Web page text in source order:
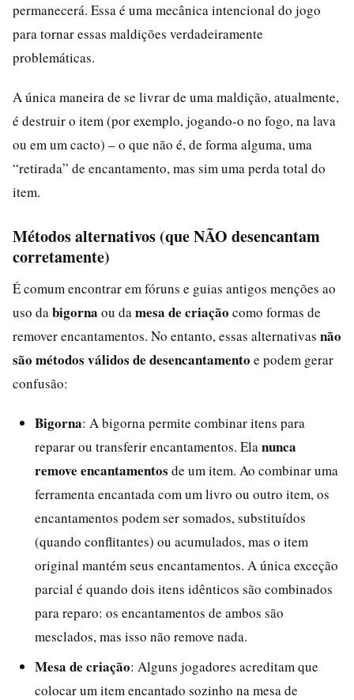
permanecerá. Essa é uma mecânica intencional do jogo
para tornar essas maldições verdadeiramente
problemáticas.
A única maneira de se livrar de uma maldição, atualmente,
é destruir o item (por exemplo, jogando-o no fogo, na lava
ou em um cacto) – o que não é, de forma alguma, uma
“retirada” de encantamento, mas sim uma perda total do
item.
Métodos alternativos (que NÃO desencantam
corretamente)
É comum encontrar em fóruns e guias antigos menções ao
uso da bigorna ou da mesa de criação como formas de
remover encantamentos. No entanto, essas alternativas não
são métodos válidos de desencantamento e podem gerar
confusão:
Bigorna: A bigorna permite combinar itens para
reparar ou transferir encantamentos. Ela nunca
remove encantamentos de um item. Ao combinar uma
ferramenta encantada com um livro ou outro item, os
encantamentos podem ser somados, substituídos
(quando conflitantes) ou acumulados, mas o item
original mantém seus encantamentos. A única exceção
parcial é quando dois itens idênticos são combinados
para reparo: os encantamentos de ambos são
mesclados, mas isso não remove nada.
Mesa de criação: Alguns jogadores acreditam que
colocar um item encantado sozinho na mesa de